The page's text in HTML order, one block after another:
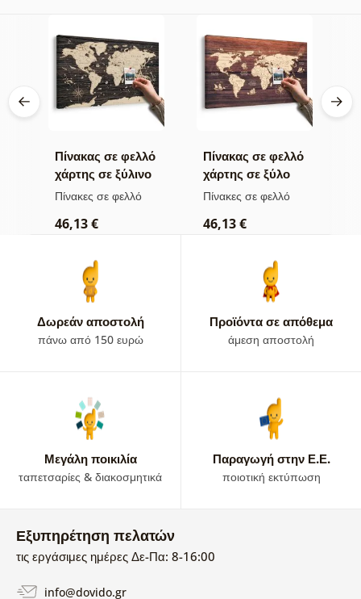
Πίνακας σε φελλό
χάρτης σε ξύλινο
φόντο
Πίνακες σε φελλό
46,13 €
Πίνακας σε φελλό
χάρτης σε ξύλο
Πίνακες σε φελλό
46,13 €
Δωρεάν αποστολή
πάνω από 150 ευρώ
Προϊόντα σε απόθεμα
άμεση αποστολή
Μεγάλη ποικιλία
ταπετσαρίες & διακοσμητικά
Παραγωγή στην Ε.Ε.
ποιοτική εκτύπωση
Εξυπηρέτηση πελατών
τις εργάσιμες ημέρες Δε-Πα: 8-16:00
info@dovido.gr